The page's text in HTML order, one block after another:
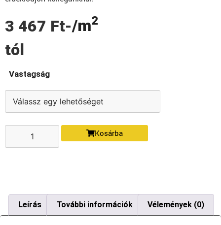
3 467 Ft-
tól
/m2
Vastagság
Kosárba
Leírás További információk Vélemények (0)